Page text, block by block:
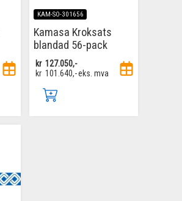
KAM-SO-301656
Kamasa Kroksats
blandad 56-pack
kr 127.050,-
kr 101.640,-eks. mva